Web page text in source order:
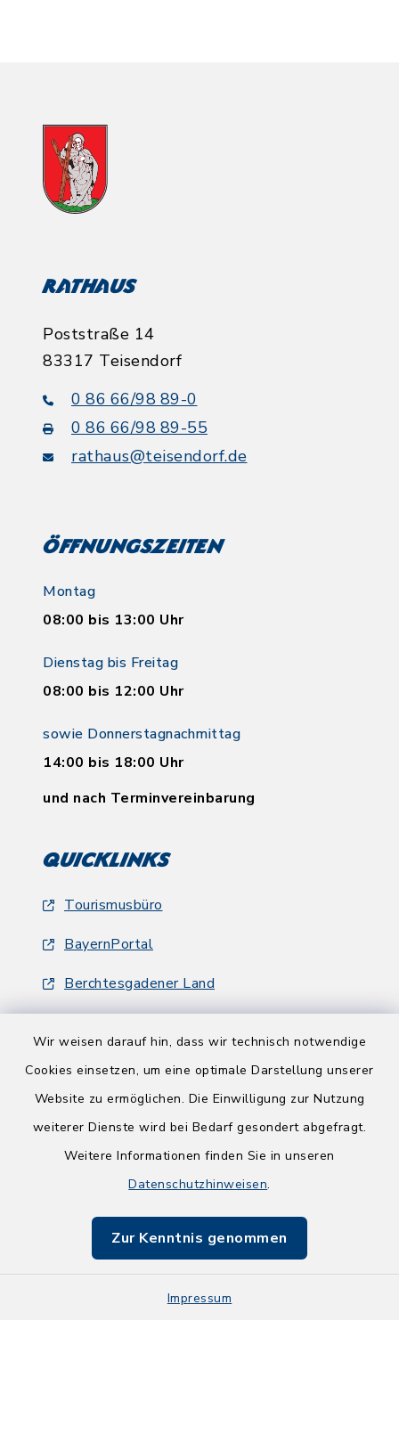
Wir weisen darauf hin, dass wir technisch notwendige
Cookies einsetzen, um eine optimale Darstellung unserer
Website zu ermöglichen. Die Einwilligung zur Nutzung
weiterer Dienste wird bei Bedarf gesondert abgefragt.
Weitere Informationen finden Sie in unseren
Datenschutzhinweisen.
Zur Kenntnis genommen
Impressum
Rathaus
Poststraße 14
83317 Teisendorf
0 86 66/98 89-0
0 86 66/98 89-55
rathaus@teisendorf.de
Öffnungszeiten
Montag
08:00 bis 13:00 Uhr
Dienstag bis Freitag
08:00 bis 12:00 Uhr
sowie Donnerstagnachmittag
14:00 bis 18:00 Uhr
und nach Terminvereinbarung
Quicklinks
Tourismusbüro
BayernPortal
Berchtesgadener Land
Barrierefreiheit
Impressum
Sitemap